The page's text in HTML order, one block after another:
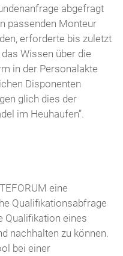
abgefragt
passenden Monteur
erforderte bis zuletzt
Wissen über die
in der Personalakte
Disponenten
glich dies der
im Heuhaufen”.
eine
Qualifikationsabfrage
Qualifikation eines
nachhalten zu können.
bei einer